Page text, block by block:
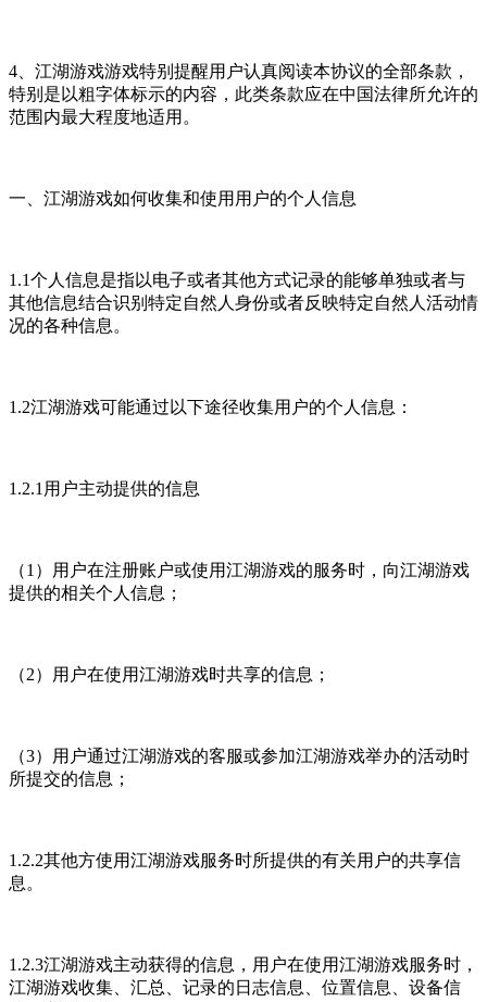
4、江湖游戏游戏特别提醒用户认真阅读本协议的全部条款，
特别是以粗字体标示的内容，此类条款应在中国法律所允许的
范围内最大程度地适用。
一、江湖游戏如何收集和使用用户的个人信息
1.1个人信息是指以电子或者其他方式记录的能够单独或者与
其他信息结合识别特定自然人身份或者反映特定自然人活动情
况的各种信息。
1.2江湖游戏可能通过以下途径收集用户的个人信息：
1.2.1用户主动提供的信息
（1）用户在注册账户或使用江湖游戏的服务时，向江湖游戏
提供的相关个人信息；
（2）用户在使用江湖游戏时共享的信息；
（3）用户通过江湖游戏的客服或参加江湖游戏举办的活动时
所提交的信息；
1.2.2其他方使用江湖游戏服务时所提供的有关用户的共享信
息。
1.2.3江湖游戏主动获得的信息，用户在使用江湖游戏服务时，
江湖游戏收集、汇总、记录的日志信息、位置信息、设备信